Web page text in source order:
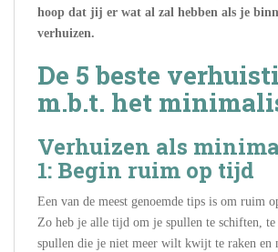
hoop dat jij er wat al zal hebben als je
verhuizen.
De 5 beste
m.b.t. het
Verhuizen als
1: Begin ruim op tijd
Een van de meest genoemde tips is om ruim
Zo heb je alle tijd om je spullen te schiften,
spullen die je niet meer wilt kwijt te raken en